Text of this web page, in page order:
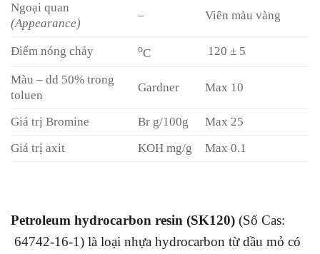
Ngoại quan
(Appearance)
– Viên màu vàng
Điểm nóng chảy oC 120 ± 5
Màu – dd 50% trong
toluen
Gardner Max 10
Giá trị Bromine Br g/100g
Max 25
Giá trị axit
KOH mg/g Max 0.1
Petroleum hydrocarbon resin (SK120) (Số Cas:
64742-16-1) là loại nhựa hydrocarbon từ dầu mỏ có